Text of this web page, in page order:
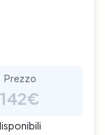
Prezzo
142€